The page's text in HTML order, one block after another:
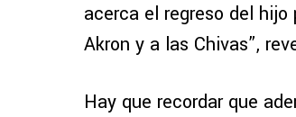
acerca el regreso del
Akron y a las Chivas”,
Hay que recordar que